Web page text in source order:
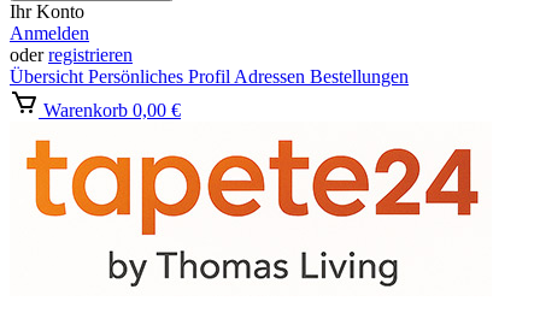
Ihr Konto
Anmelden
oderregistrieren
Übersicht Persönliches Profil Adressen Bestellungen
Warenkorb 0,00 €